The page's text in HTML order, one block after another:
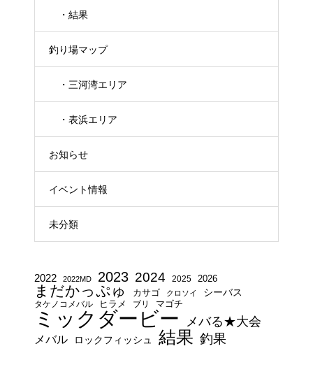
・結果
釣り場マップ
・三河湾エリア
・表浜エリア
お知らせ
イベント情報
未分類
2022 2022MD 2023 2024 2025 2026
まだかっぷゅ カサゴ クロソイ シーバス
タケノコメバル ヒラメ ブリ マゴチ
ミックダービー メバる★大会
メバル ロックフィッシュ 結果 釣果